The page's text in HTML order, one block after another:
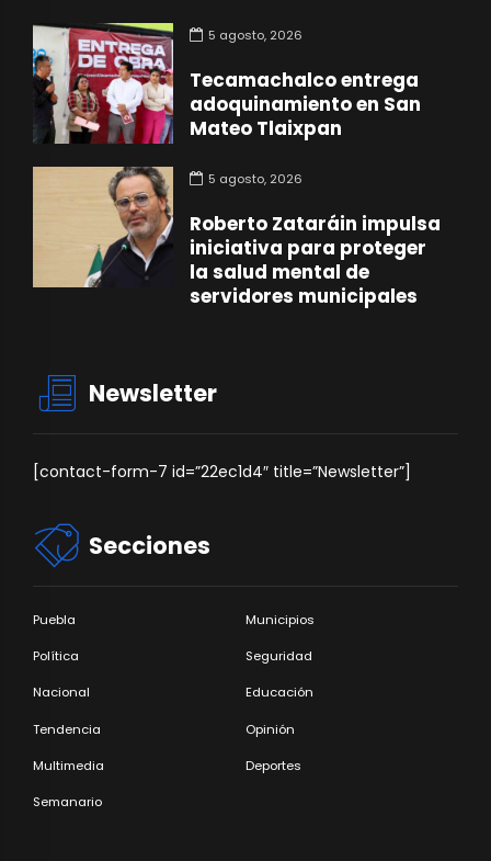
5 agosto, 2026
Tecamachalco entrega
adoquinamiento en San
Mateo Tlaixpan
5 agosto, 2026
Roberto Zataráin impulsa
iniciativa para proteger
la salud mental de
servidores municipales
Newsletter
[contact-form-7 id=”22ec1d4″ title=”Newsletter”]
Secciones
Puebla Municipios
Política Seguridad
Nacional Educación
Tendencia Opinión
Multimedia Deportes
Semanario